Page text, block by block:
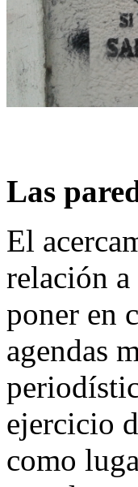
Las
El
relación
poner en
agendas
ejercicio
como